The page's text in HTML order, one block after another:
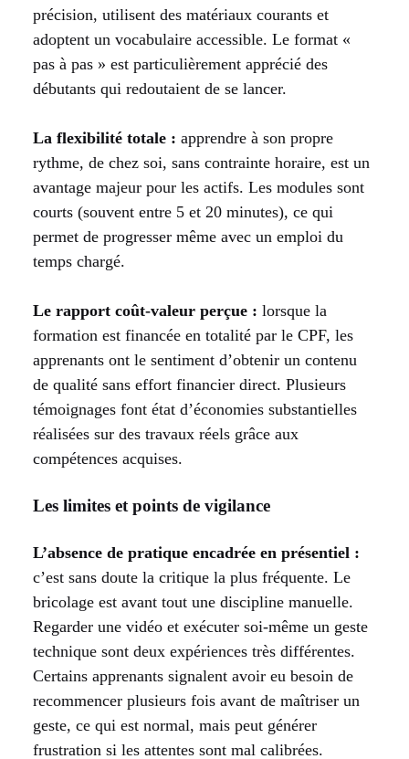
précision, utilisent des matériaux courants et
adoptent un vocabulaire accessible. Le format «
pas à pas » est particulièrement apprécié des
débutants qui redoutaient de se lancer.
La flexibilité totale : apprendre à son propre
rythme, de chez soi, sans contrainte horaire, est un
avantage majeur pour les actifs. Les modules sont
courts (souvent entre 5 et 20 minutes), ce qui
permet de progresser même avec un emploi du
temps chargé.
Le rapport coût-valeur perçue : lorsque la
formation est financée en totalité par le CPF, les
apprenants ont le sentiment d’obtenir un contenu
de qualité sans effort financier direct. Plusieurs
témoignages font état d’économies substantielles
réalisées sur des travaux réels grâce aux
compétences acquises.
Les limites et points de vigilance
L’absence de pratique encadrée en présentiel :
c’est sans doute la critique la plus fréquente. Le
bricolage est avant tout une discipline manuelle.
Regarder une vidéo et exécuter soi-même un geste
technique sont deux expériences très différentes.
Certains apprenants signalent avoir eu besoin de
recommencer plusieurs fois avant de maîtriser un
geste, ce qui est normal, mais peut générer
frustration si les attentes sont mal calibrées.